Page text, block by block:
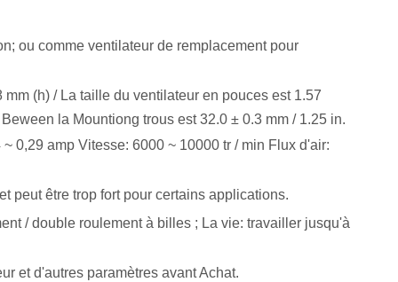
ou comme ventilateur de remplacement pour
(h) / La taille du ventilateur en pouces est 1.57
la Mountiong trous est 32.0 ± 0.3 mm / 1.25 in.
0,29 amp Vitesse: 6000 ~ 10000 tr / min Flux d'air:
peut être trop fort pour certains applications.
/ double roulement à billes ; La vie: travailler jusqu'à
et d'autres paramètres avant Achat.